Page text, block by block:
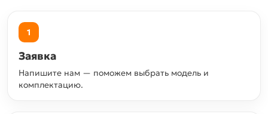
1
Заявка
Напишите нам — поможем выбрать модель и
комплектацию.